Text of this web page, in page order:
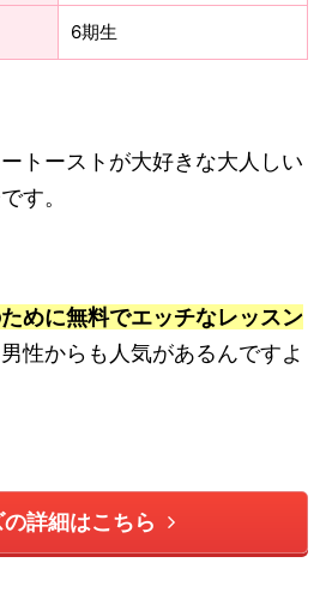
6期生
トーストが大好きな大人しい
す。
めに無料でエッチなレッスン
性からも人気があるんですよ
詳細はこちら